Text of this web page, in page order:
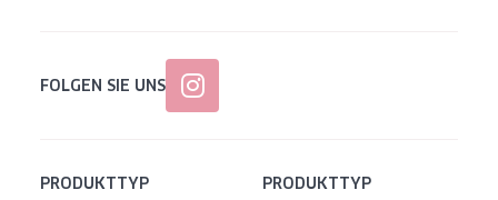
FOLGEN SIE UNS
PRODUKTTYP PRODUKTTYP